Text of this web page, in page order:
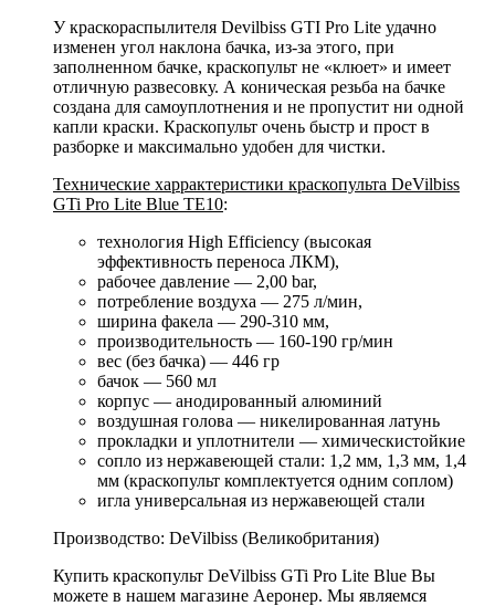
У краскораспылителя Devilbiss GTI Pro Lite удачно
изменен угол наклона бачка, из-за этого, при
заполненном бачке, краскопульт не «клюет» и имеет
отличную развесовку. А коническая резьба на бачке
создана для самоуплотнения и не пропустит ни одной
капли краски. Краскопульт очень быстр и прост в
разборке и максимально удобен для чистки.
Технические харрактеристики краскопульта DeVilbiss
GTi Pro Lite Blue TE10:
технология High Efficiency (высокая
эффективность переноса ЛКМ),
рабочее давление — 2,00 bar,
потребление воздуха — 275 л/мин,
ширина факела — 290-310 мм,
производительность — 160-190 гр/мин
вес (без бачка) — 446 гр
бачок — 560 мл
корпус — анодированный алюминий
воздушная голова — никелированная латунь
прокладки и уплотнители — химическистойкие
сопло из нержавеющей стали: 1,2 мм, 1,3 мм, 1,4
мм (краскопульт комплектуется одним соплом)
игла универсальная из нержавеющей стали
Производство: DeVilbiss (Великобритания)
Купить краскопульт DeVilbiss GTi Pro Lite Blue Вы
можете в нашем магазине Aеронер. Мы являемся